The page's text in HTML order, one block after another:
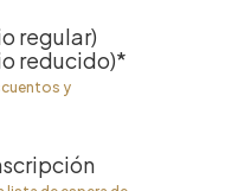
regular)
reducido)*
y